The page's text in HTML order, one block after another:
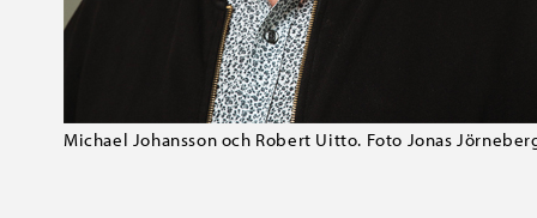
Michael Johansson och Robert Uitto. Foto Jonas